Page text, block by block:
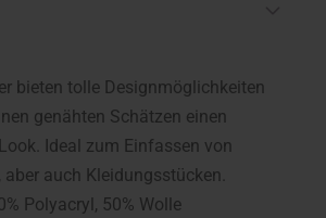
bieten tolle Designmöglichkeiten
genähten Schätzen einen
Ideal zum Einfassen von
aber auch Kleidungsstücken.
Polyacryl, 50% Wolle